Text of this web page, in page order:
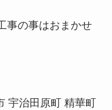
事の事はおまかせ
宇治田原町 精華町